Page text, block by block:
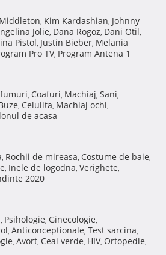
, Kim Kardashian, Johnny
Jolie, Dana Rogoz, Dani Otil,
Pistol, Justin Bieber, Melania
Pro TV, Program Antena 1
, Coafuri, Machiaj, Sani,
, Celulita, Machiaj ochi,
de acasa
, Rochii de mireasa, Costume de baie,
, Inele de logodna, Verighete,
2020
, Psihologie, Ginecologie,
, Anticonceptionale, Test sarcina,
, Avort, Ceai verde, HIV, Ortopedie,